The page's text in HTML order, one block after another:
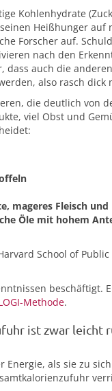
Kohlenhydrate
Heißhunger auf
Forscher auf.
nach den
dass auch die
also rasch dick
die deutlich von
viel Obst und
mageres Fleisch und
Öle mit hohem
School of Public
beschäftigt.
Methode.
ist zwar leicht
als sie zu